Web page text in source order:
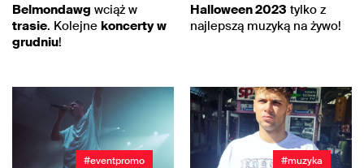
Belmondawg wciąż w
trasie. Kolejne koncerty w
grudniu!
Halloween 2023 tylko z
najlepszą muzyką na żywo!
#eventpromo #muzyka